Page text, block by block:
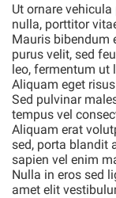
Ut ornare
nulla, porttitor
Mauris bibendum
purus velit, sed
leo, fermentum ut
Aliquam eget
Sed pulvinar
tempus vel
Aliquam erat
sed, porta blandit
sapien vel enim
Nulla in eros sed
amet elit